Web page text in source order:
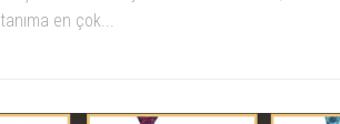
tanıma en çok...